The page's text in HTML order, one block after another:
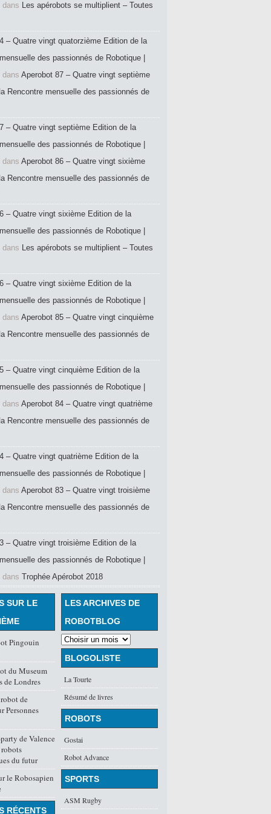
dans Les apérobots se multiplient – Toutes
– Quatre vingt quatorzième Edition de la
des passionnés de Robotique |
dans Aperobot 87 – Quatre vingt septième
Rencontre mensuelle des passionnés de
– Quatre vingt septième Edition de la
des passionnés de Robotique |
dans Aperobot 86 – Quatre vingt sixième
Rencontre mensuelle des passionnés de
– Quatre vingt sixième Edition de la
des passionnés de Robotique |
dans Les apérobots se multiplient – Toutes
– Quatre vingt sixième Edition de la
des passionnés de Robotique |
dans Aperobot 85 – Quatre vingt cinquième
Rencontre mensuelle des passionnés de
– Quatre vingt cinquième Edition de la
des passionnés de Robotique |
dans Aperobot 84 – Quatre vingt quatrième
Rencontre mensuelle des passionnés de
– Quatre vingt quatrième Edition de la
des passionnés de Robotique |
dans Aperobot 83 – Quatre vingt troisième
Rencontre mensuelle des passionnés de
– Quatre vingt troisième Edition de la
des passionnés de Robotique |
dans Trophée Apérobot 2018
LES ARCHIVES DE
ROBOTBLOG
BLOGOLISTE
La Tourte
Résumé de livres
ROBOTS
Gostai
Robot Advance
SPORTS
ASM Rugby
SUR LE
Pingouin
du Museum
de Londres
de
Personnes
de Valence
du futur
le Robosapien
RÉCENTS